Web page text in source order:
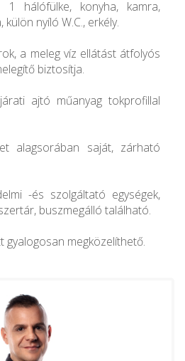
1 hálófülke, konyha, kamra,
nyíló W.C., erkély.
a meleg víz ellátást átfolyós
biztosítja.
ajtó műanyag tokprofillal
alagsorában saját, zárható
-és szolgáltató egységek,
buszmegálló található.
gyalogosan megközelíthető.